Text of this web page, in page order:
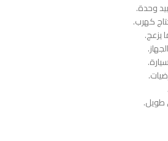
وحدة.
كهرب.
يزعج.
طويل.